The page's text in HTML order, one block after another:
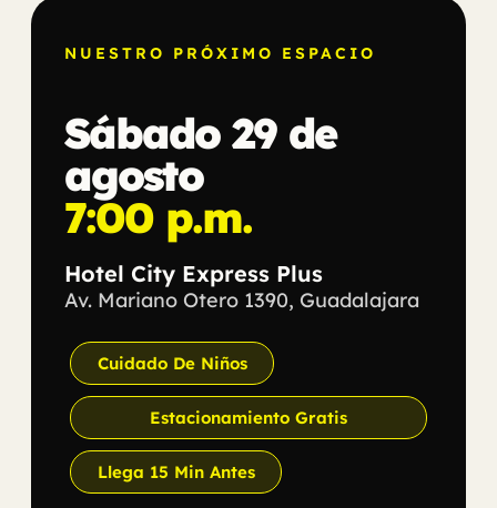
NUESTRO PRÓXIMO ESPACIO
Sábado 29 de
agosto
7:00 p.m.
Hotel City Express Plus
Av. Mariano Otero 1390, Guadalajara
Cuidado De Niños
Estacionamiento Gratis
Llega 15 Min Antes